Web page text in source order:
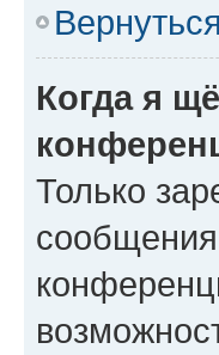
Когда я
Только